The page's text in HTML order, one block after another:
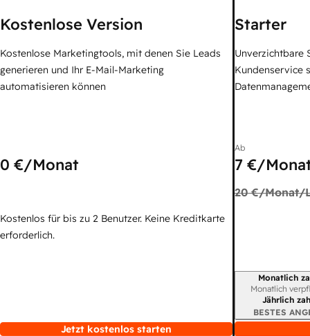
Kostenlose Version
Kostenlose Marketingtools, mit denen Sie Leads
generieren und Ihr E-Mail-Marketing
automatisieren können
0 €/Monat
Kostenlos für bis zu 2 Benutzer. Keine Kreditkarte
erforderlich.
Jetzt kostenlos starten
Starter
Unverzichtbare
Kundenservice
Ab
7 €/
20 €/Monat/
Monatlich
Monatlich
Jährlich
BESTES